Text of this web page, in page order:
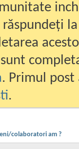
. Primul
.
colaboratori am ?